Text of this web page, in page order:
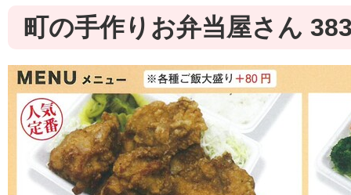
町の手作りお弁当屋さん